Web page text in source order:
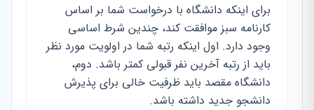
برای اینکه دانشگاه با درخواست شما بر اساس
کارنامه سبز موافقت کند، چندین شرط اساسی
وجود دارد. اول اینکه رتبه شما در اولویت مورد نظر
باید از رتبه آخرین نفر قبولی کمتر باشد. دوم،
دانشگاه مقصد باید ظرفیت خالی برای پذیرش
دانشجو جدید داشته باشد.